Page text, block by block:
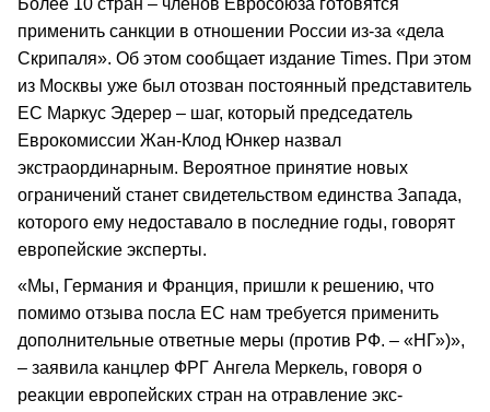
Более 10 стран – членов Евросоюза готовятся
применить санкции в отношении России из-за «дела
Скрипаля». Об этом сообщает издание Times. При этом
из Москвы уже был отозван постоянный представитель
ЕС Маркус Эдерер – шаг, который председатель
Еврокомиссии Жан-Клод Юнкер назвал
экстраординарным. Вероятное принятие новых
ограничений станет свидетельством единства Запада,
которого ему недоставало в последние годы, говорят
европейские эксперты.
«Мы, Германия и Франция, пришли к решению, что
помимо отзыва посла ЕС нам требуется применить
дополнительные ответные меры (против РФ. – «НГ»)»,
– заявила канцлер ФРГ Ангела Меркель, говоря о
реакции европейских стран на отравление экс-